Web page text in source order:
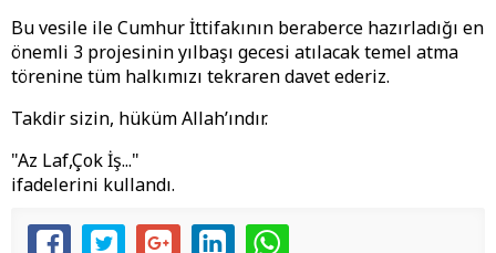
Bu vesile ile Cumhur İttifakının beraberce hazırladığı en
önemli 3 projesinin yılbaşı gecesi atılacak temel atma
törenine tüm halkımızı tekraren davet ederiz.
Takdir sizin, hüküm Allah’ındır.
"Az Laf,Çok İş..."
ifadelerini kullandı.